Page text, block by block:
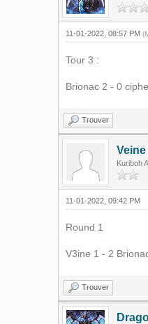
11-01-2022, 08:57 PM
Tour 3 :
Brionac 2 - 0
Trouver
Veine
Kuriboh
11-01-2022, 09:42 PM
Round 1
V3ine 1 - 2
Trouver